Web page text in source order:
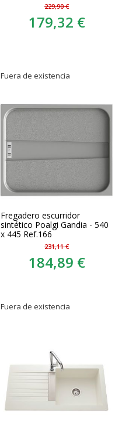
229,90 €
179,32 €
Fuera de existencia
Fregadero escurridor
sintético Poalgi Gandia - 540
x 445 Ref.166
231,11 €
184,89 €
Fuera de existencia